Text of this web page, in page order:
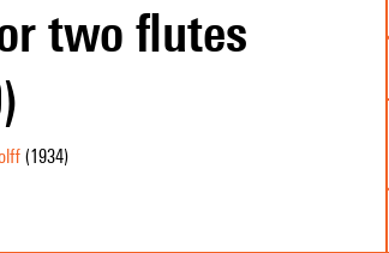
two flutes
(1934)